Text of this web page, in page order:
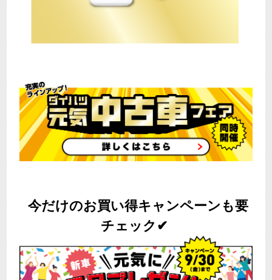
今だけのお買い得キャンペーンも要
チェック✔︎